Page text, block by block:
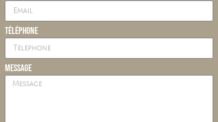
Téléphone
Message